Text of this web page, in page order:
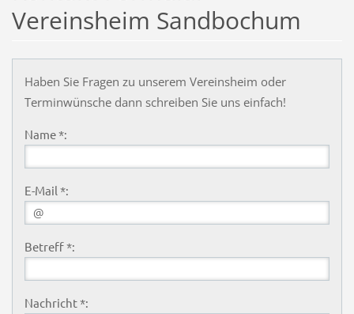
Vereinsheim Sandbochum
Haben Sie Fragen zu unserem Vereinsheim oder
Terminwünsche dann schreiben Sie uns einfach!
Name *:
E-Mail *:
Betreff *:
Nachricht *: